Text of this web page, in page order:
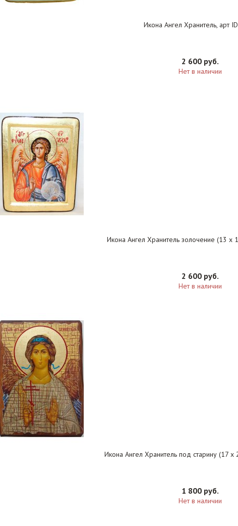
Икона Ангел Хранитель, арт
2 600 руб.
Нет в наличии
Икона Ангел Хранитель золочение (13 х
2 600 руб.
Нет в наличии
Икона Ангел Хранитель под старину (17 х
1 800 руб.
Нет в наличии